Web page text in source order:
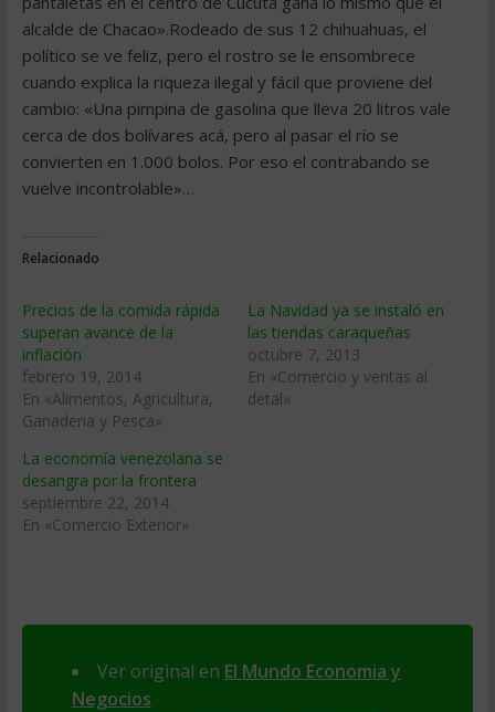
alcalde de Chacao».Rodeado de sus 12 chihuahuas, el
político se ve feliz, pero el rostro se le ensombrece
cuando explica la riqueza ilegal y fácil que proviene del
cambio: «Una pimpina de gasolina que lleva 20 litros vale
cerca de dos bolívares acá, pero al pasar el río se
convierten en 1.000 bolos. Por eso el contrabando se
vuelve incontrolable»…
Relacionado
Precios de la comida rápida
superan avance de la
inflación
febrero 19, 2014
En «Alimentos, Agricultura,
Ganaderia y Pesca»
La Navidad ya se instaló en
las tiendas caraqueñas
octubre 7, 2013
En «Comercio y ventas al
detal»
La economía venezolana se
desangra por la frontera
septiembre 22, 2014
En «Comercio Exterior»
Ver original en El Mundo Economia y
Negocios